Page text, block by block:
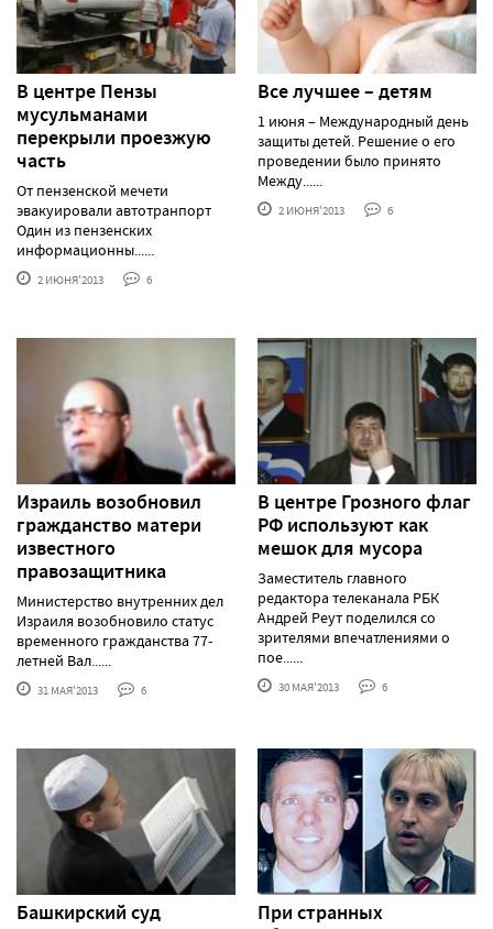
В центре Пензы
мусульманами
перекрыли проезжую
часть
От пензенской мечети
эвакуировали автотранпорт
Один из пензенских
информационны......
2 ИЮНЯ'2013 6
Все лучшее – детям
1 июня – Международный день
защиты детей. Решение о его
проведении было принято
Между......
2 ИЮНЯ'2013 6
Израиль возобновил
гражданство матери
известного
правозащитника
Министерство внутренних дел
Израиля возобновило статус
временного гражданства 77-
летней Вал......
31 МАЯ'2013 6
В центре Грозного флаг
РФ используют как
мешок для мусора
Заместитель главного
редактора телеканала РБК
Андрей Реут поделился со
зрителями впечатлениями о
пое......
30 МАЯ'2013 6
Башкирский суд
При странных